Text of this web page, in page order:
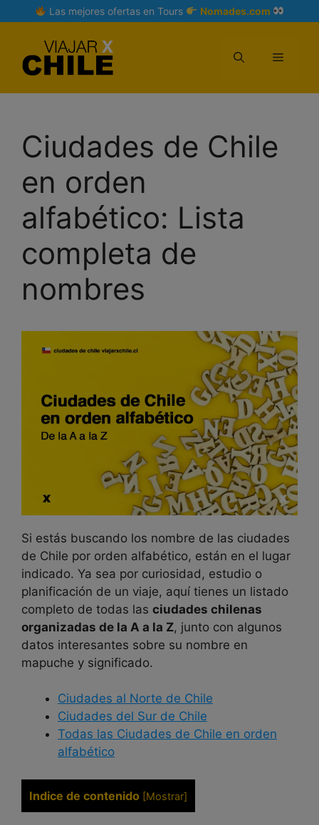
to
Las mejores ofertas en Tours Nomades.com
Menu
Ciudades de Chile
en orden
alfabético: Lista
completa de
nombres
Si estás buscando los nombre de las ciudades
de Chile por orden alfabético, están en el lugar
indicado. Ya sea por curiosidad, estudio o
planificación de un viaje, aquí tienes un listado
completo de todas las ciudades chilenas
organizadas de la A a la Z, junto con algunos
datos interesantes sobre su nombre en
mapuche y significado.
Ciudades al Norte de Chile
Ciudades del Sur de Chile
Todas las Ciudades de Chile en orden
alfabético
Indice de contenido [Mostrar]